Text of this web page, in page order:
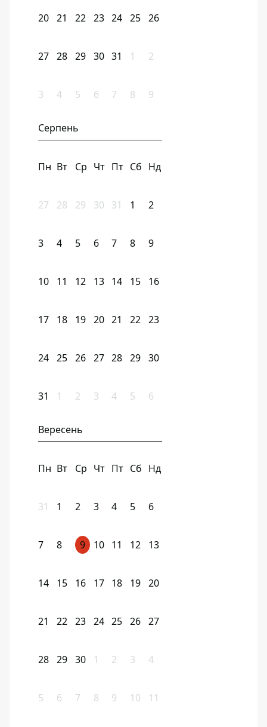
20 21 22 23 24 25 26
27 28 29 30 31 1 2
3 4 5 6 7 8 9
Серпень
Пн Вт Ср Чт Пт Сб Нд
27 28 29 30 31 1 2
3 4 5 6 7 8 9
10 11 12 13 14 15 16
17 18 19 20 21 22 23
24 25 26 27 28 29 30
31 1 2 3 4 5 6
Вересень
Пн Вт Ср Чт Пт Сб Нд
31 1 2 3 4 5 6
7 8 9 10 11 12 13
14 15 16 17 18 19 20
21 22 23 24 25 26 27
28 29 30 1 2 3 4
5 6 7 8 9 10 11